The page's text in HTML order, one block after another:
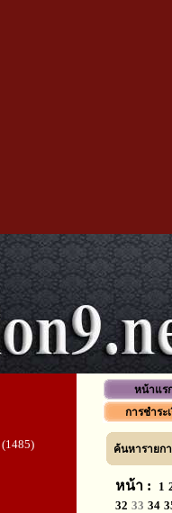
(1485)
หน้าแร
การชำระ
ค้นหารายก
หน้า : 1
32 33 34